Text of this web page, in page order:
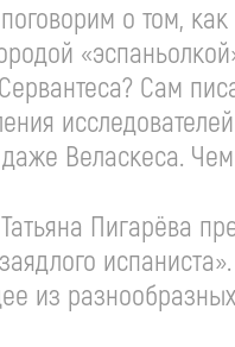
о том,
Сам
Веласкеса.
Пигарёва
из